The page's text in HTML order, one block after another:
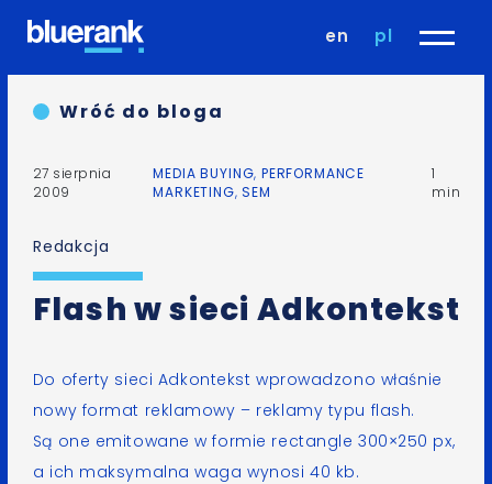
en pl
Wróć do bloga
27 sierpnia
2009
MEDIA BUYING, PERFORMANCE
MARKETING,SEM
1
min
Redakcja
Flash w sieci Adkontekst
Do oferty sieci Adkontekst wprowadzono właśnie
nowy format reklamowy – reklamy typu flash.
Są one emitowane w formie rectangle 300×250 px,
a ich maksymalna waga wynosi 40 kb.